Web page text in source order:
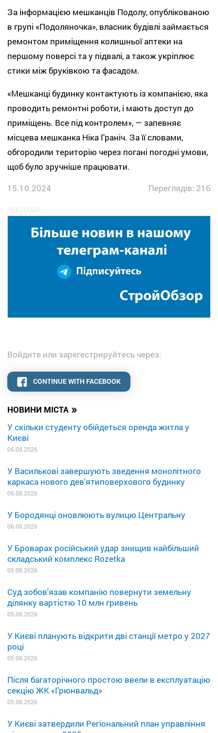
НОВИНИ МІСТА »
У скільки студенту обійдеться оренда житла у
Києві
06.08.2026
У Василькові завершують зведення монолітного
каркаса нового дев'ятиповерхового будинку
06.08.2026
У Бородянці оновлюють вулицю Центральну
06.08.2026
У Броварах російський удар знищив найбільший
складський комплекс Rozetka
05.08.2026
Суд зобов'язав компанію повернути земельну
ділянку вартістю 10 млн гривень
05.08.2026
У Києві планують відкрити дві станції метро у 2027
році
05.08.2026
Після багаторічного простою ввели в експлуатацію
секцію ЖК «Грюнвальд»
05.08.2026
У Києві затвердили Регіональний план управління
За інформацією мешканців Подолу, опублікованою
в групі «Подоляночка», власник будівлі займається
ремонтом приміщення колишньої аптеки на
першому поверсі та у підвалі, а також укріплює
стики між бруківкою та фасадом.
«Мешканці будинку контактують із компанією, яка
проводить ремонтні роботи, і мають доступ до
приміщень. Все під контролем», — запевняє
місцева мешканка Ніка Граніч. За її словами,
обгородили територію через погані погодні умови,
щоб було зручніше працювати.
15.10.2024
Переглядів: 216
Войдите или зарегестрируйтесь через:
CONTINUE WITH FACEBOOK